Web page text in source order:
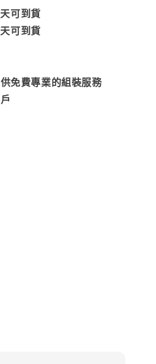
可到貨
可到貨
免費專業的組裝服務